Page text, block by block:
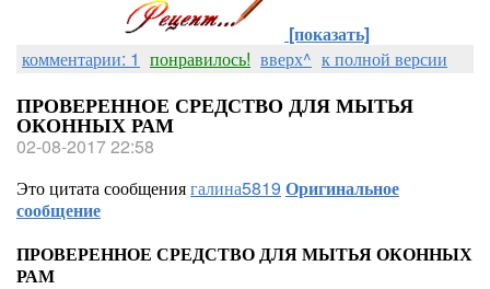
[показать]
комментарии: 1 понравилось! вверх^ к полной версии
ПРОВЕРЕННОЕ СРЕДСТВО ДЛЯ МЫТЬЯ
ОКОННЫХ РАМ
02-08-2017 22:58
Это цитата сообщениягалина5819 Оригинальное
сообщение
ПРОВЕРЕННОЕ СРЕДСТВО ДЛЯ МЫТЬЯ ОКОННЫХ
РАМ